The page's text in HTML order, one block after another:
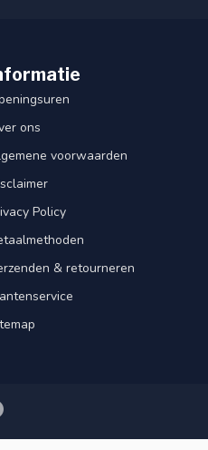
ons
voorwaarden
Policy
& retourneren